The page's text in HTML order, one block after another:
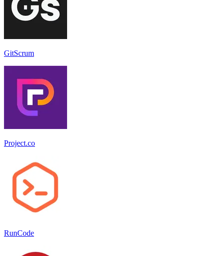
GitScrum
Project.co
RunCode